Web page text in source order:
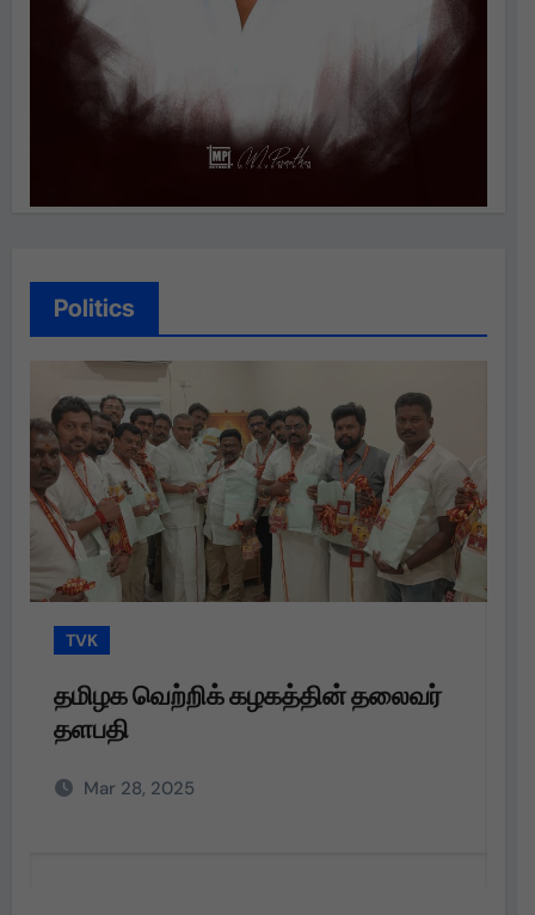
Politics
தலைவர்
தமிழக வெற்றிக் கழகத்தின்